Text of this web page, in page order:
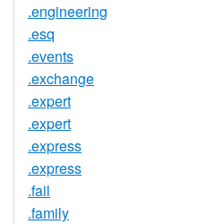
.engineering
.esq
.events
.exchange
.expert
.expert
.express
.express
.fail
.family